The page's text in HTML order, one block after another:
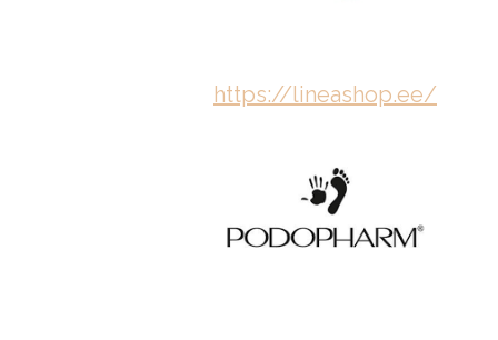
https://lineashop.ee/